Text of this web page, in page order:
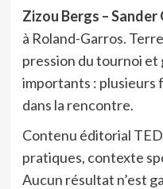
Zizou Bergs – Sander
à Roland-Garros.
pression du tournoi et
importants : plusieurs
dans la rencontre.
Contenu éditorial
pratiques, contexte
Aucun résultat n’est